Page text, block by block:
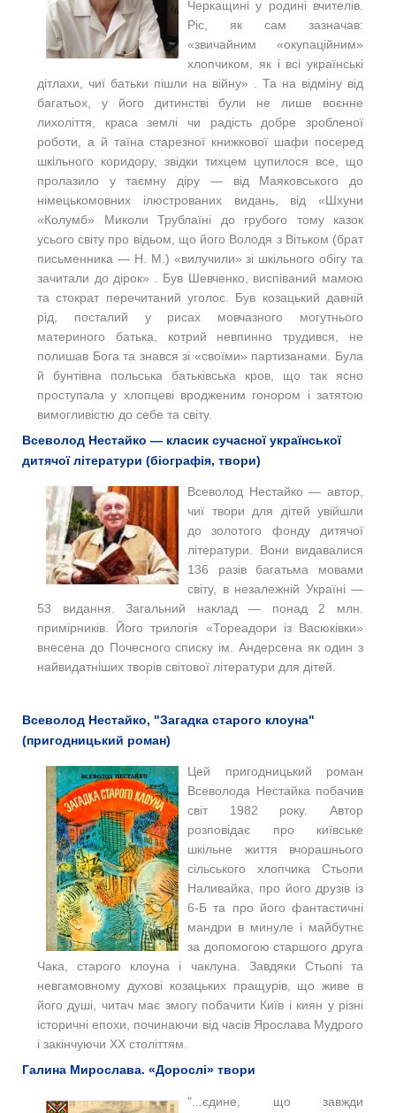
Черкащині у родині вчителів.
Ріс, як сам зазначав:
«звичайним «окупаційним»
хлопчиком, як і всі українські
дітлахи, чиї батьки пішли на війну» . Та на відміну від
багатьох, у його дитинстві були не лише воєнне
лихоліття, краса землі чи радість добре зробленої
роботи, а й таїна старезної книжкової шафи посеред
шкільного коридору, звідки тихцем цупилося все, що
пролазило у таємну діру — від Маяковського до
німецькомовних ілюстрованих видань, від «Шхуни
«Колумб» Миколи Трублаїні до грубого тому казок
усього світу про відьом, що його Володя з Вітьком (брат
письменника — Н. М.) «вилучили» зі шкільного обігу та
зачитали до дірок» . Був Шевченко, виспіваний мамою
та стократ перечитаний уголос. Був козацький давній
рід, посталий у рисах мовчазного могутнього
материного батька, котрий невпинно трудився, не
полишав Бога та знався зі «своїми» партизанами. Була
й бунтівна польська батьківська кров, що так ясно
проступала у хлопцеві вродженим гонором і затятою
вимогливістю до себе та світу.
Всеволод Нестайко — класик сучасної української
дитячої літератури (біографія, твори)
Всеволод Нестайко — автор,
чиї твори для дітей увійшли
до золотого фонду дитячої
літератури. Вони видавалися
136 разів багатьма мовами
світу, в незалежній Україні —
53 видання. Загальний наклад — понад 2 млн.
примірників. Його трилогія «Тореадори із Васюківки»
внесена до Почесного списку ім. Андерсена як один з
найвидатніших творів світової літератури для дітей.
Всеволод Нестайко, "Загадка старого клоуна"
(пригодницький роман)
Цей пригодницький роман
Всеволода Нестайка побачив
світ 1982 року. Автор
розповідає про київське
шкільне життя вчорашнього
сільського хлопчика Стьопи
Наливайка, про його друзів із
6-Б та про його фантастичні
мандри в минуле і майбутнє
за допомогою старшого друга
Чака, старого клоуна і чаклуна. Завдяки Стьопі та
невгамовному духові козацьких пращурів, що живе в
його душі, читач має змогу побачити Київ і киян у різні
історичні епохи, починаючи від часів Ярослава Мудрого
і закінчуючи XX століттям.
Галина Мирослава. «Дорослі» твори
"...єдине, що завжди